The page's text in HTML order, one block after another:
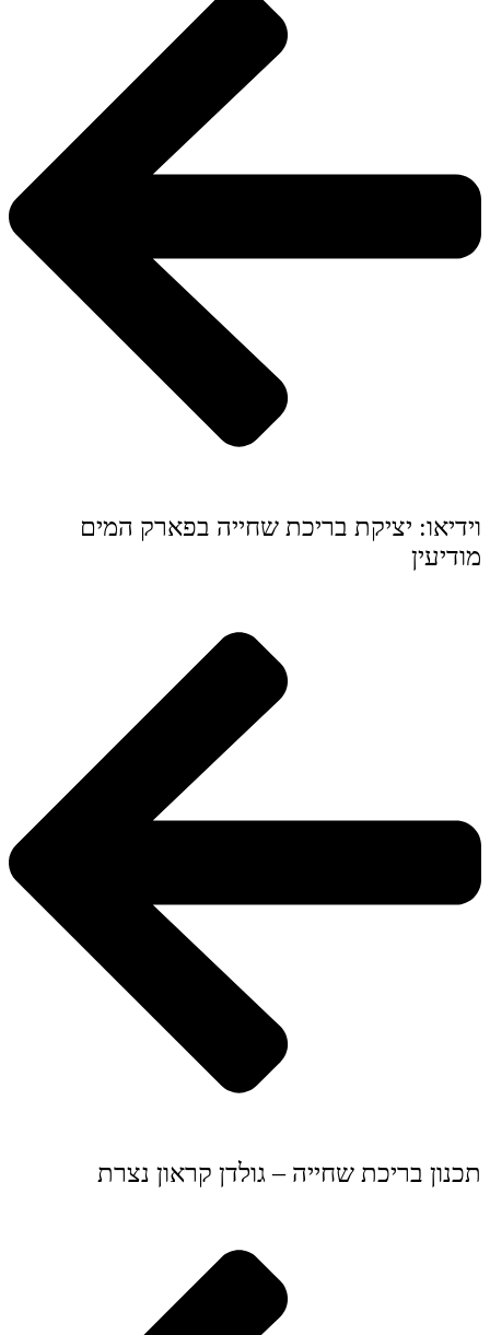
וידיאו: יציקת בריכת שחייה בפארק המים
מודיעין
תכנון בריכת שחייה – גולדן קראון נצרת